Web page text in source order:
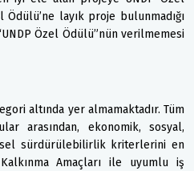
layık proje bulunmadığı
Özel Ödülü”nün verilmemesi
altında yer almamaktadır. Tüm
arasından, ekonomik, sosyal,
sürdürülebilirlik kriterlerini en
Amaçları ile uyumlu iş